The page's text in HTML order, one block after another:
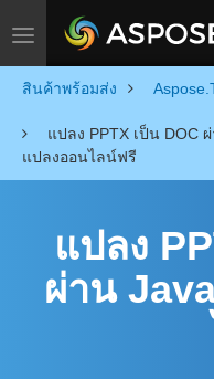
Toggle navigation
สินค้าพร้อมส่ง
แปลง PPTX เป็น DOC
แปลงออนไลน์ฟรี
แปลง
ผ่าน